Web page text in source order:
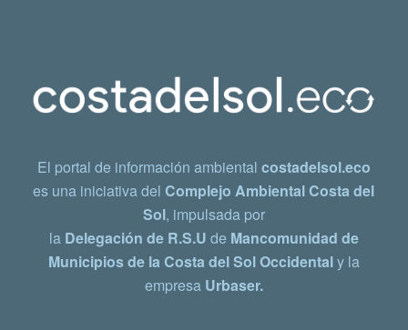
El portal de información ambiental costadelsol.eco
es una iniciativa delComplejo Ambiental Costa del
Sol, impulsada por
la Delegación de R.S.U de Mancomunidad de
Municipios de la Costa del Sol Occidentaly la
empresa Urbaser.